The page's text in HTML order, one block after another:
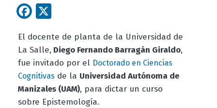
Facebook
El docente de planta de la Universidad de
La Salle, Diego Fernando Barragán Giraldo,
fue invitado por el Doctorado en Ciencias
Cognitivas de la Universidad Autónoma de
Manizales (UAM), para dictar un curso
sobre Epistemología.